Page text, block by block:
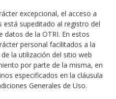
excepcional, el acceso a
está supeditado al registro del
datos de la OTRI. En estos
personal facilitados a la
la utilización del sitio web
por parte de la misma, en
especificados en la cláusula
Generales de Uso.